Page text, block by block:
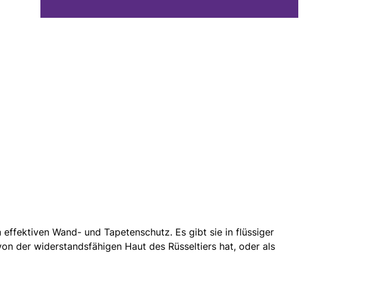
Wand- und Tapetenschutz. Es gibt sie in flüssiger
der widerstandsfähigen Haut des Rüsseltiers hat, oder als